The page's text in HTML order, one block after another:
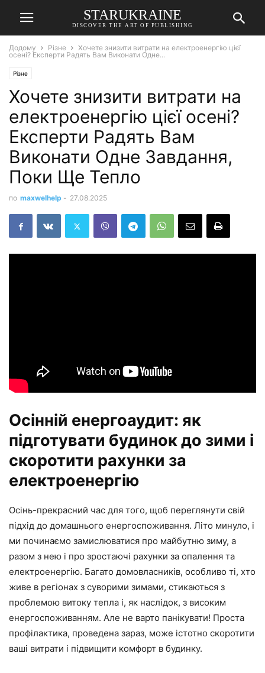
STARUKRAINE
DISCOVER THE ART OF PUBLISHING
Додому Різне
Хочете знизити витрати на електроенергію цієї
осені? Експерти Радять Вам Виконати Одне...
Різне
Хочете знизити витрати на
електроенергію цієї осені?
Експерти Радять Вам
Виконати Одне Завдання,
Поки Ще Тепло
по maxwelhelp - 27.08.2025
Осінній енергоаудит: як
підготувати будинок до зими і
скоротити рахунки за
електроенергію
Осінь-прекрасний час для того, щоб переглянути свій
підхід до домашнього енергоспоживання. Літо минуло, і
ми починаємо замислюватися про майбутню зиму, а
разом з нею і про зростаючі рахунки за опалення та
електроенергію. Багато домовласників, особливо ті, хто
живе в регіонах з суворими зимами, стикаються з
проблемою витоку тепла і, як наслідок, з високим
енергоспоживанням. Але не варто панікувати! Проста
профілактика, проведена зараз, може істотно скоротити
ваші витрати і підвищити комфорт в будинку.